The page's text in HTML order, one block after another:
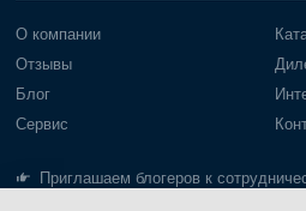
О компании
Отзывы
Блог
Сервис
Приглашаем блогеров к